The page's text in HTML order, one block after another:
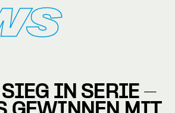
SIEG IN SERIE -